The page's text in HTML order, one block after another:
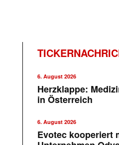
6. August 2026
Herzklappe:
in Österreich
6. August 2026
Evotec kooperiert